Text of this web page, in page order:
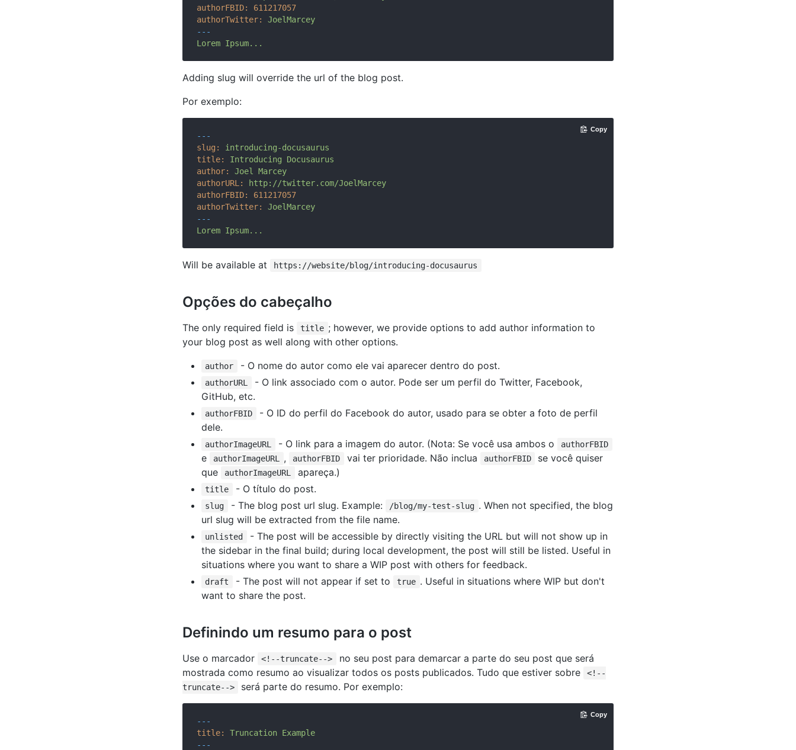
authorFBID:
611217057
authorTwitter:
JoelMarcey
---
Lorem Ipsum...
Adding slug will override the url of the blog post.
Por exemplo:
---
slug:
introducing-docusaurus
title:
Introducing
Docusaurus
author:
Joel
Marcey
authorURL:
http://twitter.com/JoelMarcey
authorFBID:
611217057
authorTwitter:
JoelMarcey
---
Lorem Ipsum...
Copy
Will be available at https://website/blog/introducing-docusaurus
Opções do cabeçalho
The only required field is title ; however, we provide options to add author information to
your blog post as well along with other options.
author - O nome do autor como ele vai aparecer dentro do post.
authorURL
- O link associado com o autor. Pode ser um perfil do Twitter, Facebook,
GitHub, etc.
authorFBID
- O ID do perfil do Facebook do autor, usado para se obter a foto de perfil
dele.
authorImageURL - O link para a imagem do autor. (Nota: Se você usa ambos o authorFBID
e authorImageURL , authorFBID vai ter prioridade. Não inclua authorFBID
se você quiser
que
authorImageURL apareça.)
title - O título do post.
slug - The blog post url slug. Example: /blog/my-test-slug . When not specified, the blog
url slug will be extracted from the file name.
unlisted
- The post will be accessible by directly visiting the URL but will not show up in
the sidebar in the final build; during local development, the post will still be listed. Useful in
situations where you want to share a WIP post with others for feedback.
draft - The post will not appear if set to true . Useful in situations where WIP but don't
want to share the post.
Definindo um resumo para o post
Use o marcador <!--truncate-->
no seu post para demarcar a parte do seu post que será
mostrada como resumo ao visualizar todos os posts publicados. Tudo que estiver sobre
<!--
truncate-->
será parte do resumo. Por exemplo:
---
title:
Truncation Example
---
Copy